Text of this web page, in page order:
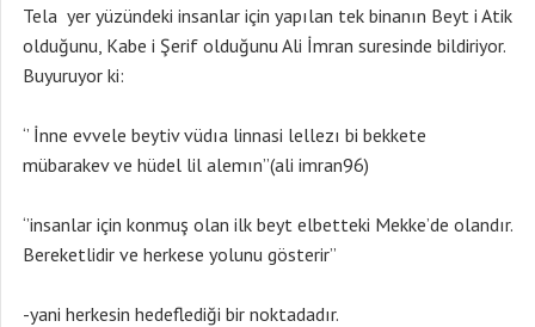
Tela yer yüzündeki insanlar için yapılan tek binanın Beyt i Atik
olduğunu, Kabe i Şerif olduğunu Ali İmran suresinde bildiriyor.
Buyuruyor ki:
‘’ İnne evvele beytiv vüdıa linnasi lellezı bi bekkete
mübarakev ve hüdel lil alemın’’(ali imran96)
‘’insanlar için konmuş olan ilk beyt elbetteki Mekke’de olandır.
Bereketlidir ve herkese yolunu gösterir’’
-yani herkesin hedeflediği bir noktadadır.